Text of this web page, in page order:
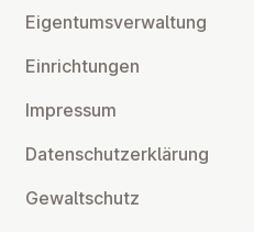
Ei­gen­tums­ver­wal­tung
Ein­rich­tun­gen
Impressum
Da­ten­schutz­er­klä­rung
Ge­walt­schutz